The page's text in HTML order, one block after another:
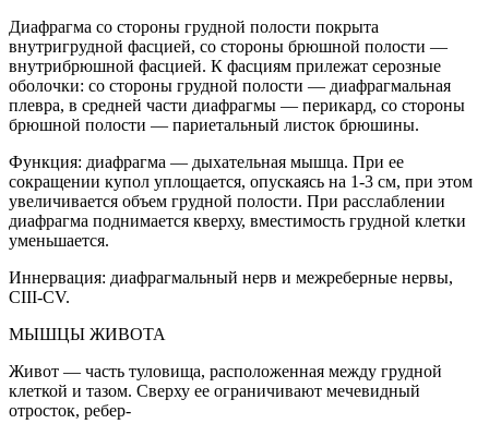
Диафрагма со стороны грудной полости покрыта
внутригрудной фасцией, со стороны брюшной полости —
внутрибрюшной фасцией. К фасциям прилежат серозные
оболочки: со стороны грудной полости — диафрагмальная
плевра, в средней части диафрагмы — перикард, со стороны
брюшной полости — париетальный листок брюшины.
Функция: диафрагма — дыхательная мышца. При ее
сокращении купол уплощается, опускаясь на 1-3 см, при этом
увеличивается объем грудной полости. При расслаблении
диафрагма поднимается кверху, вместимость грудной клетки
уменьшается.
Иннервация: диафрагмальный нерв и межреберные нервы,
СIII-СV.
МЫШЦЫ ЖИВОТА
Живот — часть туловища, расположенная между грудной
клеткой и тазом. Сверху ее ограничивают мечевидный
отросток, ребер-